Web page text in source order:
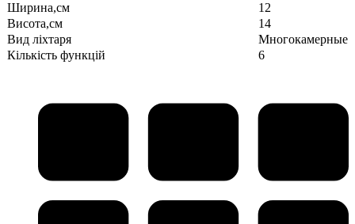
Ширина,см
12
Висота,см
14
Вид ліхтаря
Многокамерные
Кількість функцій
6